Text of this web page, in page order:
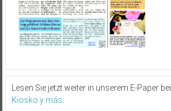
Lesen Sie jetzt weiter in unserem E-Paper bei
Kiosko y más